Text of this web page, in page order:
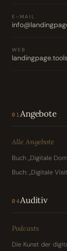
E-MAIL
WEB
01 Angebote
Alle Angebote
Buch „Digitale
Buch: „Digitale
04Auditiv
Podcasts
Die Kunst der